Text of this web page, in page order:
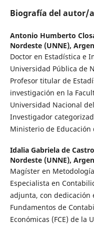
Biografía del autor/a
Antonio Humberto
Nordeste (UNNE),
Doctor en Estadística e
Universidad Pública de
Profesor titular de
investigación en la
Universidad Nacional
Investigador
Ministerio de
Idalia Gabriela de
Nordeste (UNNE),
Magíster en
Especialista en
adjunta, con dedicación
Fundamentos de
Económicas (FCE) de la